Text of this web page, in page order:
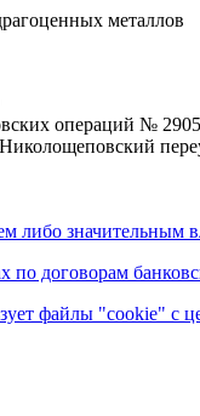
металлов
операций № 2905
либо значительным
договорам
файлы "cookie" с